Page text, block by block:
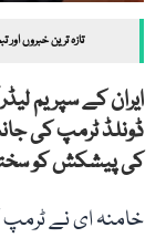
تازہ ترین خبروں
ایران کے سپریم
ڈونلڈ ٹرمپ کی
کی پیشکش کو
خامنہ ای نے